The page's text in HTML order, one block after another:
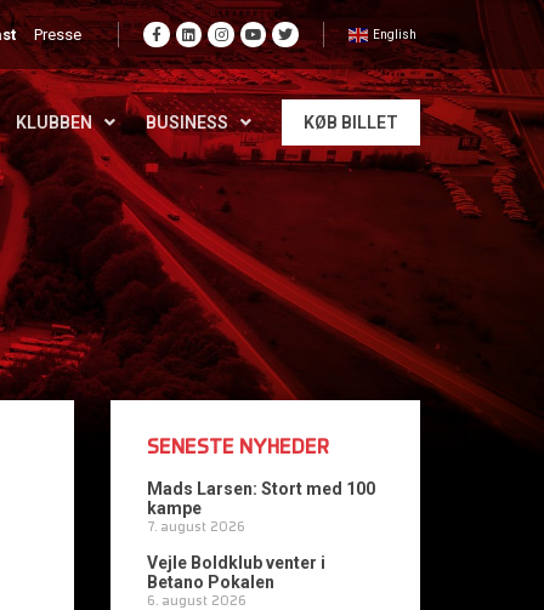
Presse English
KLUBBEN BUSINESS KØB BILLET
SENESTE NYHEDER
Mads Larsen: Stort med 100
kampe
7. august 2026
Vejle Boldklub venter i
Betano Pokalen
6. august 2026